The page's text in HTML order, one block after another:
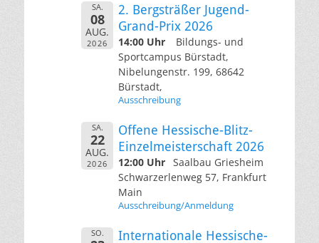
SA.
08
AUG.
2026
2. Bergsträßer Jugend-
Grand-Prix 2026
14:00 Uhr
Bildungs- und
Sportcampus Bürstadt,
Nibelungenstr. 199, 68642
Bürstadt,
Ausschreibung
SA.
22
AUG.
2026
Offene Hessische-Blitz-
Einzelmeisterschaft 2026
12:00 Uhr Saalbau Griesheim
Schwarzerlenweg 57, Frankfurt
Main
Ausschreibung/Anmeldung
SO. Internationale Hessische-